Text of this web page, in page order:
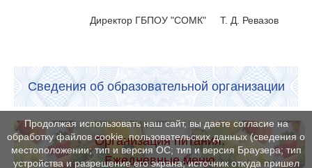
Директор ГБПОУ "СОМК" Т. Д. Ревазов
Сведения об образовательной организации
Организация питания.
Ежедневные меню
Продолжая использовать наш сайт, вы даете согласие на
обработку файлов cookie, пользовательских данных (сведения о
местоположении; тип и версия ОС; тип и версия Браузера; тип
устройства и разрешение его экрана; источник откуда пришел